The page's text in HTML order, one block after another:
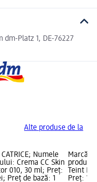
dm-Platz 1, DE-76227
Alte produse de la
Numele
Crema CC Skin
010, 30 ml; Preț:
Preț de bază: 1
Marcă:
Teint
Preț: